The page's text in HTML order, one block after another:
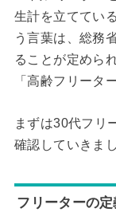
生計を立ててい
う言葉は、総務
ることが定めら
「高齢フリータ
まずは30代フリ
確認していきま
フリーターの定